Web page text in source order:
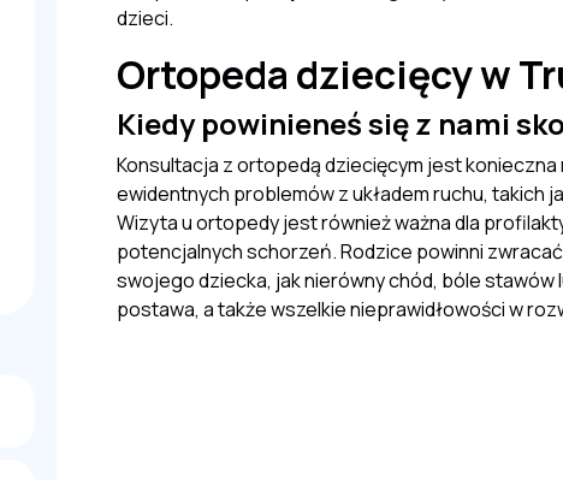
dzieci.
Ortopeda dziecięcy w
Kiedy powinieneś się z nami
Konsultacja z ortopedą dziecięcym jest konieczna
ewidentnych problemów z układem ruchu, takich
Wizyta u ortopedy jest również ważna dla
potencjalnych schorzeń. Rodzice powinni
swojego dziecka, jak nierówny chód, bóle stawów
postawa, a także wszelkie nieprawidłowości w